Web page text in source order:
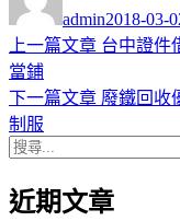
者
admin佈
日
2018-03-
文
章
導
覽
上一篇文章 上
篇
台中證件
當鋪
下一篇文章 下
章:
廢鐵回收
制服
搜
關
近期文章